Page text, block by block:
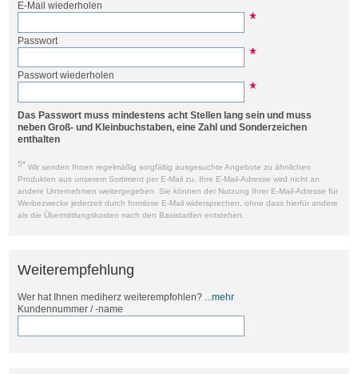
E-Mail wiederholen
Passwort
Passwort wiederholen
Das Passwort muss mindestens acht Stellen lang sein und muss
neben Groß- und Kleinbuchstaben, eine Zahl und Sonderzeichen
enthalten
5* Wir senden Ihnen regelmäßig sorgfältig ausgesuchte Angebote zu ähnlichen
Produkten aus unserem Sortiment per E-Mail zu. Ihre E-Mail-Adresse wird nicht an
andere Unternehmen weitergegeben. Sie können der Nutzung Ihrer E-Mail-Adresse für
Werbezwecke jederzeit durch formlose E-Mail widersprechen, ohne dass hierfür andere
als die Übermittlungskosten nach den Basistarifen entstehen.
Weiterempfehlung
Wer hat Ihnen mediherz weiterempfohlen? ...mehr
Kundennummer / -name